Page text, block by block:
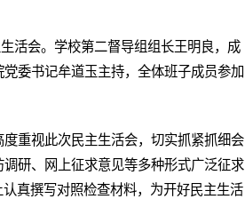
活会。学校第二督导组组长王明良，成
委书记牟道玉主持，全体班子成员参加
重视此次民主生活会，切实抓紧抓细会
研、网上征求意见等多种形式广泛征求
真撰写对照检查材料，为开好民主生活